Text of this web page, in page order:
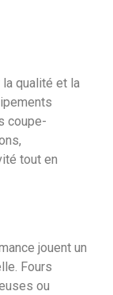
qualité et la
coupe-
tout en
jouent un
Fours
ou